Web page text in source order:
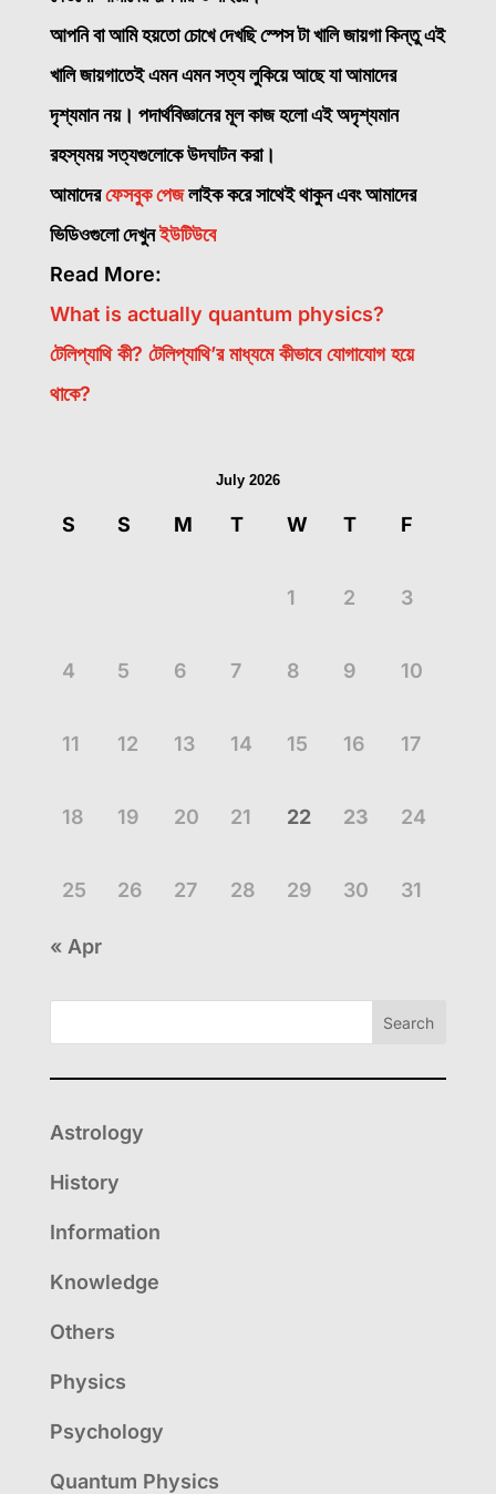
আপনি বা আমি হয়তো চোখে দেখছি স্পেস টা খালি জায়গা কিন্তু এই
খালি জায়গাতেই এমন এমন সত্য লুকিয়ে আছে যা আমাদের
দৃশ্যমান নয়। পদার্থবিজ্ঞানের মূল কাজ হলো এই অদৃশ্যমান
রহস্যময় সত্যগুলোকে উদঘাটন করা।
আমাদেরফেসবুক পেজলাইক করে সাথেই থাকুন এবং আমাদের
ভিডিওগুলো দেখুনইউটিউবে
Read More:
What is actually quantum physics?
টেলিপ্যাথি কী? টেলিপ্যাথি’র মাধ্যমে কীভাবে যোগাযোগ হয়ে
থাকে?
July 2026
S S M T W T F
1 2 3
4 5 6 7 8 9 10
11 12 13 14 15 16 17
18 19 20 21 22 23 24
25 26 27 28 29 30 31
« Apr
Search
Astrology
History
Information
Knowledge
Others
Physics
Psychology
Quantum Physics